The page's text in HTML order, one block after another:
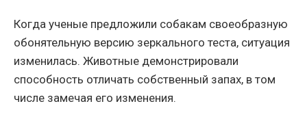
Когда ученые предложили собакам своеобразную
обонятельную версию зеркального теста, ситуация
изменилась. Животные демонстрировали
способность отличать собственный запах, в том
числе замечая его изменения.